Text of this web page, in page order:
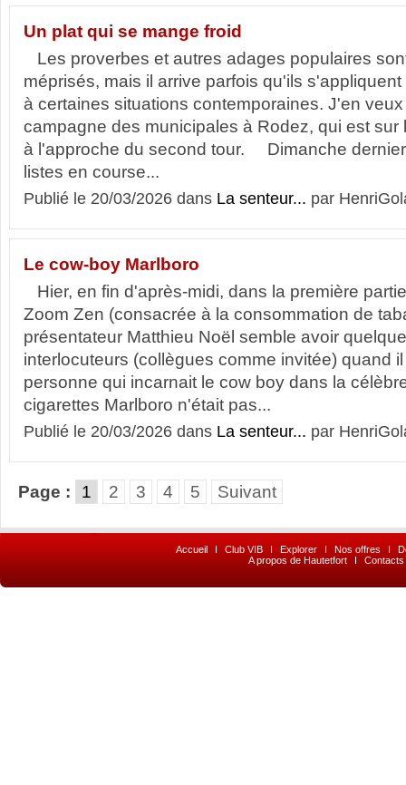
Un plat qui se mange froid
Les proverbes et autres adages populaires
méprisés, mais il arrive parfois qu'ils
à certaines situations contemporaines. J'en
campagne des municipales à Rodez, qui est sur
à l'approche du second tour. Dimanche
listes en course...
Publié le 20/03/2026 dans La senteur... par
Le cow-boy Marlboro
Hier, en fin d'après-midi, dans la première
Zoom Zen (consacrée à la consommation de
présentateur Matthieu Noël semble avoir
interlocuteurs (collègues comme invitée) quand
personne qui incarnait le cow boy dans la
cigarettes Marlboro n'était pas...
Publié le 20/03/2026 dans La senteur... par
Page : 1 2 3 4 5 Suivant
Accueil I Club VIB I Explorer I Nos offres I
A propos de Hautetfort
I Contacts